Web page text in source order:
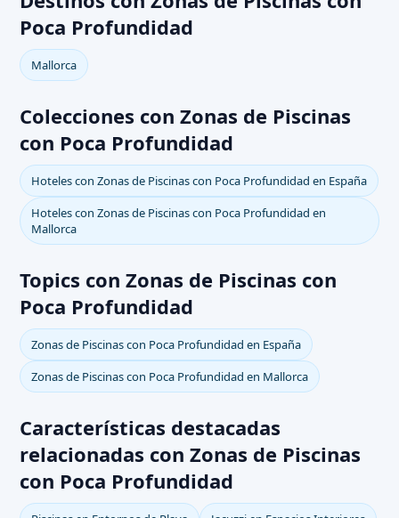
Poca Profundidad
Mallorca
Colecciones con Zonas de Piscinas
con Poca Profundidad
Hoteles con Zonas de Piscinas con Poca Profundidad en España
Hoteles con Zonas de Piscinas con Poca Profundidad en
Mallorca
Topics con Zonas de Piscinas con
Poca Profundidad
Zonas de Piscinas con Poca Profundidad en España
Zonas de Piscinas con Poca Profundidad en Mallorca
Características destacadas
relacionadas con Zonas de Piscinas
con Poca Profundidad